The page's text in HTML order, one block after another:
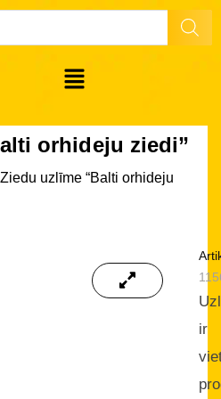
orhideju ziedi”
Ziedu uzlīme “Balti orhideju
ir